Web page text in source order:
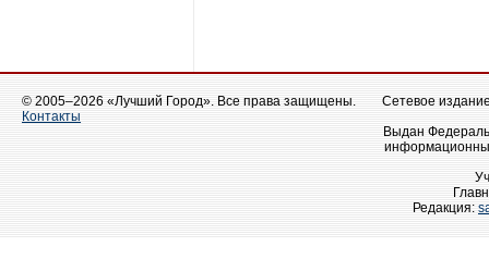
© 2005–2026 «Лучший Город». Все права защищены.
Контакты
Сетевое
Выдан
Редакция: